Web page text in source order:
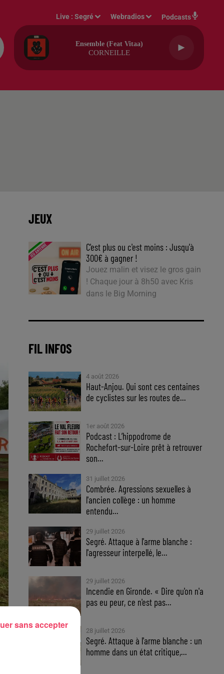
Live :Segré Webradios Podcasts
Ensemble (feat Vitaa)
CORNEILLE
JEUX
C'est plus ou c'est moins : Jusqu'à
300€ à gagner !
Jouez malin et visez le gros gain
! Chaque jour à 8h50 avec Kris
dans le Big Morning
FIL INFOS
4 août 2026
Haut-Anjou. Qui sont ces centaines
de cyclistes sur les routes de...
1er août 2026
Podcast : L’hippodrome de
Rochefort-sur-Loire prêt à retrouver
son...
31 juillet 2026
Combrée. Agressions sexuelles à
l'ancien collège : un homme
entendu...
29 juillet 2026
Segré. Attaque à l'arme blanche :
l'agresseur interpellé, le...
29 juillet 2026
Incendie en Gironde. « Dire qu'on n'a
pas eu peur, ce n'est pas...
28 juillet 2026
Segré. Attaque à l'arme blanche : un
homme dans un état critique,...
sans accepter